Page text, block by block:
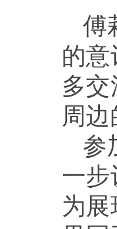
傅
的
多
周边
参
一
为